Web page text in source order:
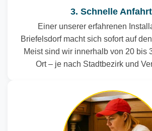
3. Schnelle
Einer unserer erfahrenen
Briefelsdorf macht sich sofort auf
Meist sind wir innerhalb von 20 bis
Ort – je nach Stadtbezirk und